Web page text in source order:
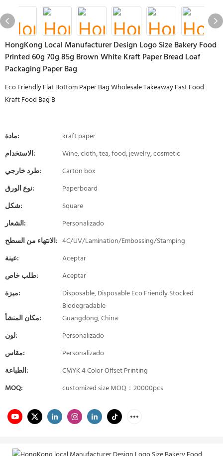
HongKong Local Manufacturer Design Logo Size Bakery Food
Printed 60g 70g 85g Brown White Kraft Paper Bread Loaf
Packaging Paper Bag
Eco Friendly Flat Bottom Paper Bag Wholesale Takeaway Fast Food
Kraft Food Bag B
مادة:
kraft paper
الاستخدام:
Wine, cloth, tea, food, jewelry, cosmetic
طرد خارجي:
Carton box
نوع الورق:
Paperboard
شكل:
Square
الشعار:
Personalizado
الانتهاء من السطح: 4C/UV/Lamination/Embossing/Stamping
عينة:
Aceptar
طلب خاص:
Aceptar
ميزة:
Disposable, Disposable Eco Friendly Stocked
Biodegradable
مكان المنشأ:
Guangdong, China
لون:
Personalizado
مقاس:
Personalizado
الطباعة:
CMYK 4 Color Offset Printing
MOQ:
customized size MOQ：20000pcs